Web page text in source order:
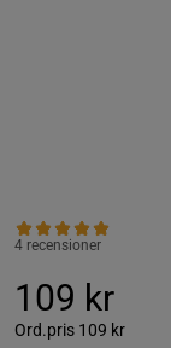
4 recensioner
109 kr
Ord.pris 109 kr